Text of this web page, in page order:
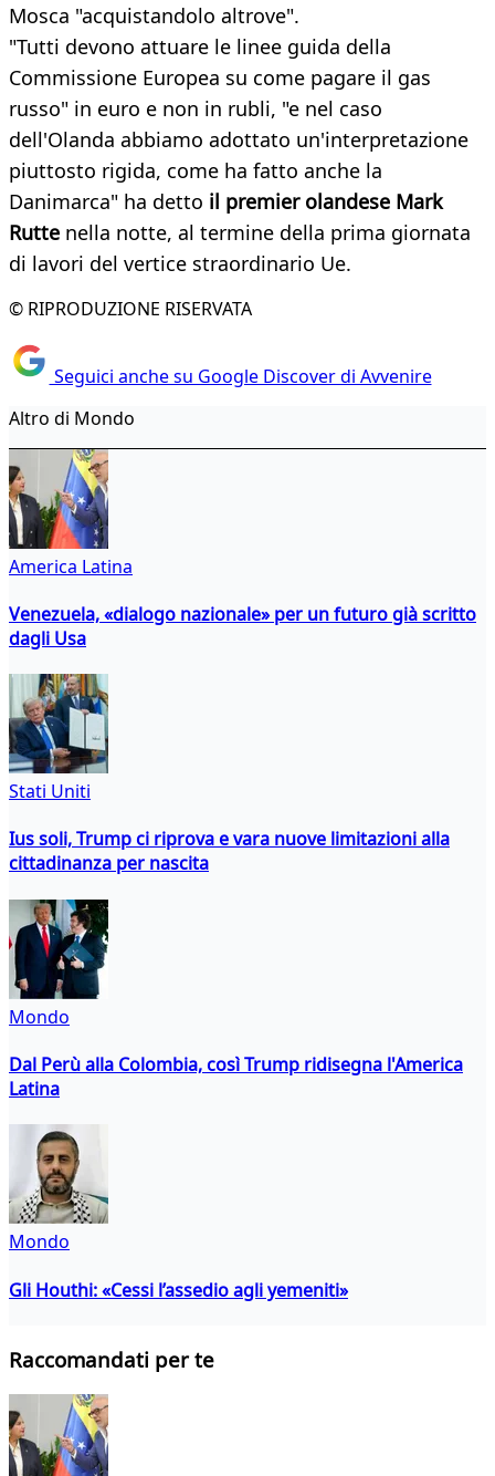
Mosca "acquistandolo altrove".
"Tutti devono attuare le linee guida della
Commissione Europea su come pagare il gas
russo" in euro e non in rubli, "e nel caso
dell'Olanda abbiamo adottato un'interpretazione
piuttosto rigida, come ha fatto anche la
Danimarca" ha detto il premier olandese Mark
Rutte nella notte, al termine della prima giornata
di lavori del vertice straordinario Ue.
© RIPRODUZIONE RISERVATA
Seguici anche su Google Discover di Avvenire
Altro di Mondo
America Latina
Venezuela, «dialogo nazionale» per un futuro già scritto
dagli Usa
Stati Uniti
Ius soli, Trump ci riprova e vara nuove limitazioni alla
cittadinanza per nascita
Mondo
Dal Perù alla Colombia, così Trump ridisegna l'America
Latina
Mondo
Gli Houthi: «Cessi l’assedio agli yemeniti»
Raccomandati per te